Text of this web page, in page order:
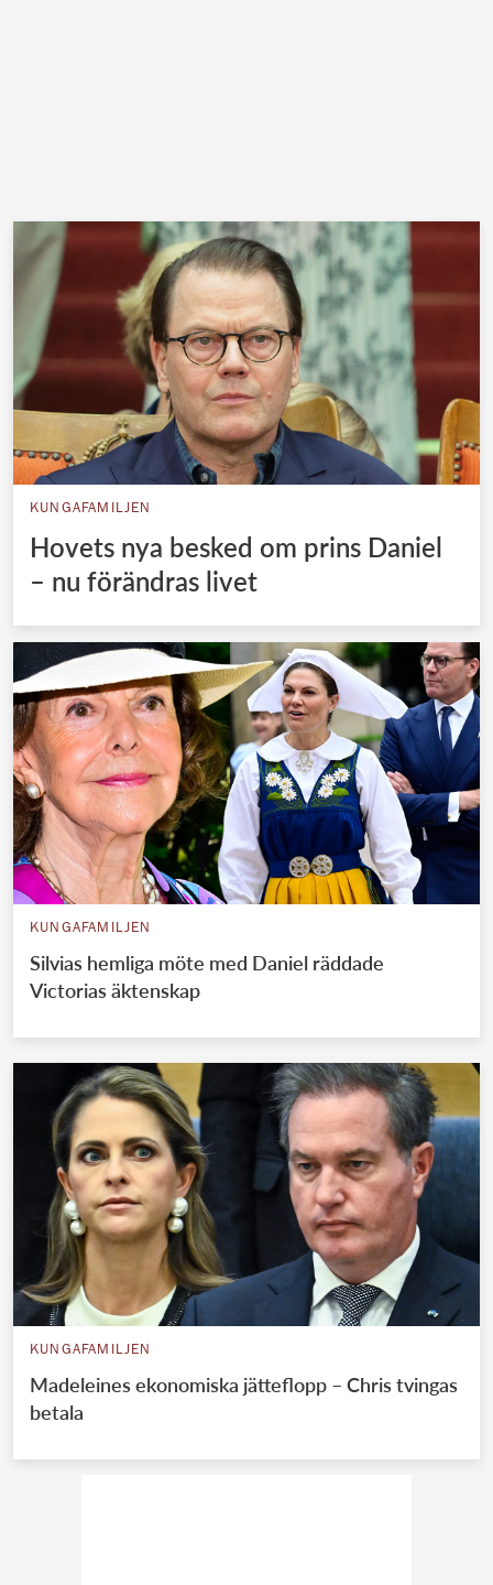
KUNGAFAMILJEN
Hovets nya besked om prins Daniel
– nu förändras livet
KUNGAFAMILJEN
Silvias hemliga möte med Daniel räddade
Victorias äktenskap
KUNGAFAMILJEN
Madeleines ekonomiska jätteflopp – Chris tvingas
betala